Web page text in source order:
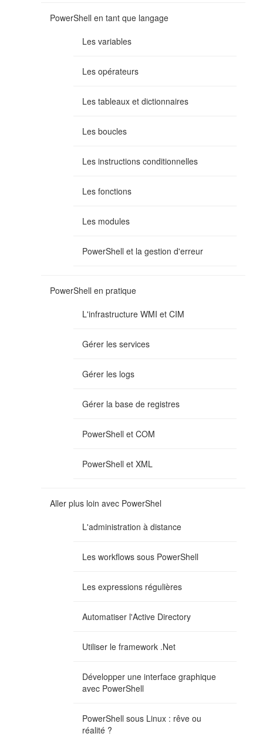
PowerShell en tant que langage
Les variables
Les opérateurs
Les tableaux et dictionnaires
Les boucles
Les instructions conditionnelles
Les fonctions
Les modules
PowerShell et la gestion d'erreur
PowerShell en pratique
L'infrastructure WMI et CIM
Gérer les services
Gérer les logs
Gérer la base de registres
PowerShell et COM
PowerShell et XML
Aller plus loin avec PowerShel
L'administration à distance
Les workflows sous PowerShell
Les expressions régulières
Automatiser l'Active Directory
Utiliser le framework .Net
Développer une interface graphique
avec PowerShell
PowerShell sous Linux : rêve ou
réalité ?